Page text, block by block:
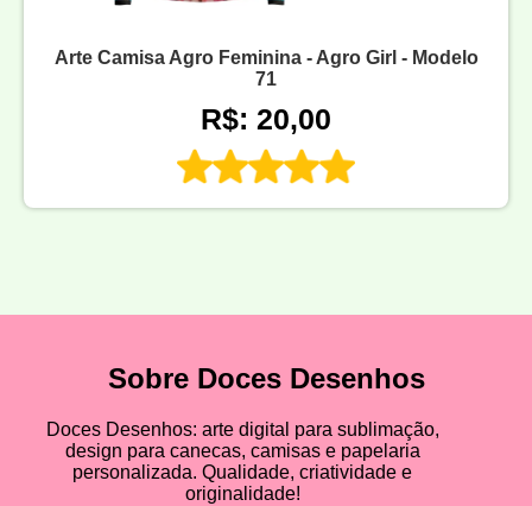
Arte Camisa Agro Feminina - Agro Girl - Modelo
71
R$: 20,00
Sobre Doces Desenhos
Doces Desenhos: arte digital para sublimação,
design para canecas, camisas e papelaria
personalizada. Qualidade, criatividade e
originalidade!